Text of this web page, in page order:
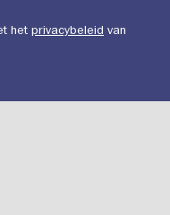
het privacybeleid van